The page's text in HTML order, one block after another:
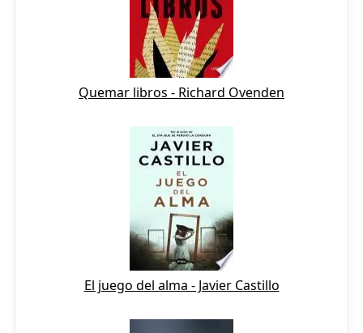
Quemar libros - Richard Ovenden
El juego del alma - Javier Castillo